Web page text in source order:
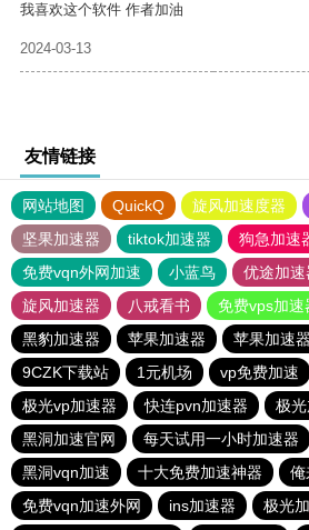
我喜欢这个软件 作者加油
2024-03-13
友情链接
网站地图 QuickQ 旋风加速度器
坚果加速器
tiktok加速器
狗急加速
免费vqn外网加速
小蓝鸟 优途加速
旋风加速器
八戒看书
免费vps加速
黑豹加速器
苹果加速器 苹果加速器
9CZK下载站
1元机场 vp免费加速
极光vp加速器
快连pvn加速器
极
黑洞加速官网
每天试用一小时加速器
黑洞vqn加速
十大免费加速神器
俺
免费vqn加速外网
ins加速器 极光